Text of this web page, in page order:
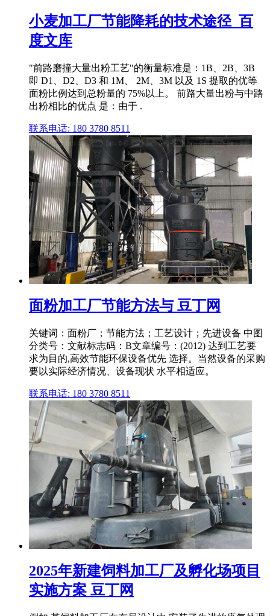
小麦加工厂节能降耗的技术途径_百
度文库
"前路磨撞大量出粉工艺"的衡量标准是：1B、2B、3B
即 D1、D2、D3 和 1M、 2M、3M 以及 1S 提取的优等
面粉比例达到总粉量的 75%以上。 前路大量出粉与中路
出粉相比的优点 是：由于 .
联系电话: 180 3780 8511
面粉加工厂节能方法与 豆丁网
关键词：面粉厂；节能方法；工艺设计；先进设备 中图
分类号：文献标志码：B文章编号：(2012) 达到工艺要
求为目的,高效节能环保设备优先 选择。当然设备的采购
要以实际经济情况、设备现状 水平相适应。
联系电话: 180 3780 8511
2025年新建饲料加工厂及孵化场项目
实施方案 豆丁网